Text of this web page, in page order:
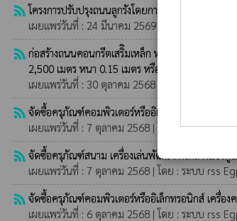
rss_feedโครงการปรับปรุงถนนลูกรังโดยการลงหิินคลุก รหัส
เผยแพร่วันที่ : 24 มีนาคม 2569 | โดย : ระบบ rss
rss_feed ก่อสร้างถนนคอนกรีตเสริิมเหล็ก หรัสทางหลวงท้อง
2,500 เมตร หนา 0.15 เมตร หรือมีพื้นที่ไม่น้อยกว่า
เผยแพร่วันที่ : 30 ตุลาคม 2568 | โดย : ระบบ rss
rss_feed จัดซื้อครุภัณฑ์คอมพิวเตอร์หรืออิเล็กทรอนิกส์(เครื่อ
เผยแพร่วันที่ : 7 ตุลาคม 2568 | โดย : ระบบ rss
rss_feed จัดซื้อครุภัณฑ์สนาม เครื่องเล่นพัฒนาการกลางแจ้งศูน
เผยแพร่วันที่ : 7 ตุลาคม 2568 | โดย : ระบบ rss
rss_feed จัดซื้อครุภัณฑ์คอมพิวเตอร์หรืออิเล็กทรอนิกส์ เครื่อง
เผยแพร่วันที่ : 6 ตุลาคม 2568 | โดย : ระบบ rss